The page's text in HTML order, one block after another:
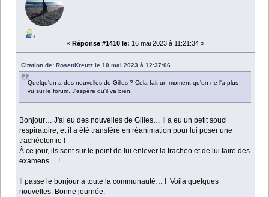
« Réponse #1410 le: 16 mai 2023 à 11:21:34 »
Citation de: RosenKreutz le 10 mai 2023 à 12:37:06
Quelqu'un a des nouvelles de Gilles ? Cela fait un moment qu'on ne l'a plus
vu sur le forum. J'espère qu'il va bien.
Bonjour… J'ai eu des nouvelles de Gilles… Il a eu un petit souci
respiratoire, et il a été transféré en réanimation pour lui poser une
trachéotomie !
À ce jour, ils sont sur le point de lui enlever la tracheo et de lui faire des
examens… !
Il passe le bonjour à toute la communauté… ! Voilà quelques
nouvelles. Bonne journée.